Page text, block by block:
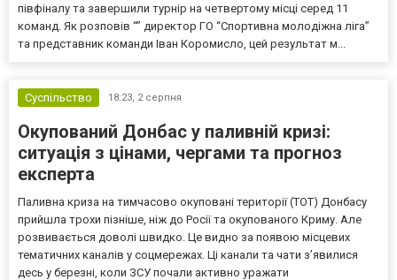
півфіналу та завершили турнір на четвертому місці серед 11
команд. Як розповів “” директор ГО “Спортивна молодіжна ліга”
та представник команди Іван Коромисло, цей результат м...
Суспільство 18:23, 2 серпня
Окупований Донбас у паливній кризі:
ситуація з цінами, чергами та прогноз
експерта
Паливна криза на тимчасово окуповані території (ТОТ) Донбасу
прийшла трохи пізніше, ніж до Росії та окупованого Криму. Але
розвивається доволі швидко. Це видно за появою місцевих
тематичних каналів у соцмережах. Ці канали та чати з’явилися
десь у березні, коли ЗСУ почали активно уражати